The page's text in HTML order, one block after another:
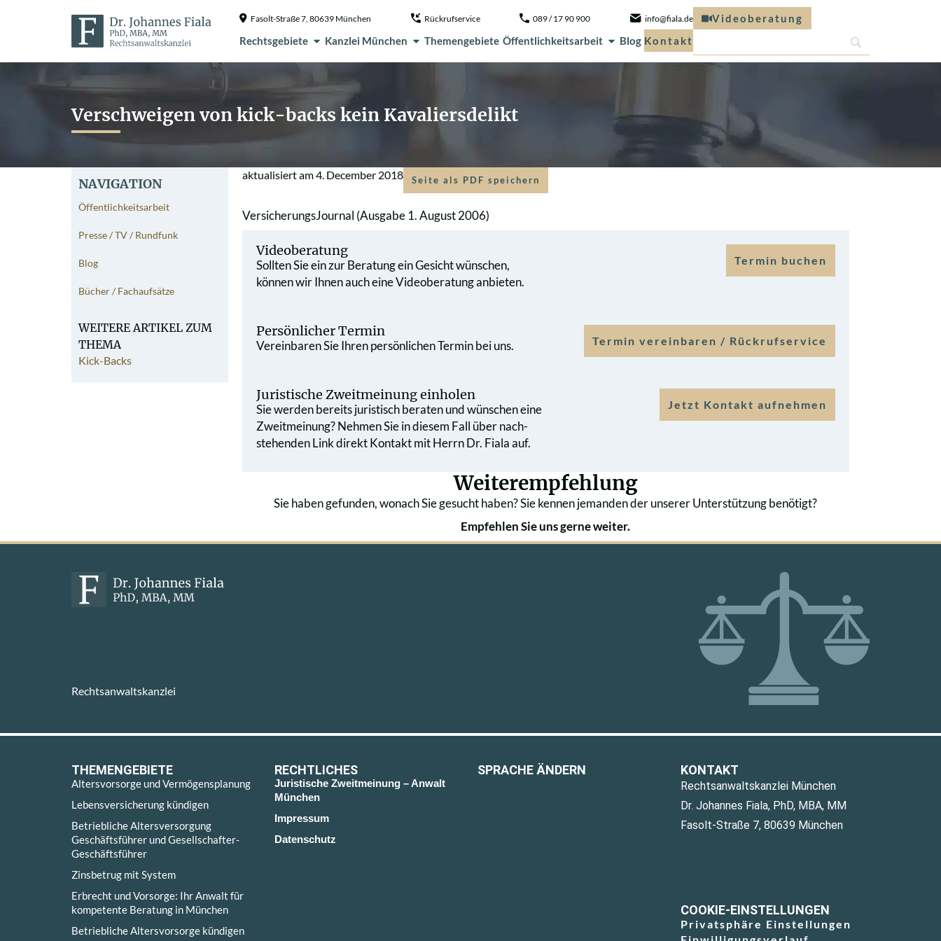
Fasolt-Straße 7, 80639 München Rückrufservice 089 / 17 90 900 info@fiala.de
Rechtsgebiete Kanzlei München Themengebiete Öffentlichkeitsarbeit Blog Kontakt
Videoberatung
Verschweigen von kick-backs kein Kavaliersdelikt
NAVIGATION
Öffentlichkeitsarbeit
Presse / TV / Rundfunk
Blog
Bücher / Fachaufsätze
WEITERE ARTIKEL ZUM
THEMA
Kick-Backs
aktualisiert am4. December 2018 Seite als PDF speichern
VersicherungsJournal (Ausgabe 1. August 2006)
Videoberatung
Sollten Sie ein zur Beratung ein Gesicht wünschen,
können wir Ihnen auch eine Videoberatung anbieten.
Termin buchen
Persönlicher Termin
Vereinbaren Sie Ihren persönlichen Termin bei uns. Termin vereinbaren / Rückrufservice
Juristische Zweit­meinung einholen
Sie werden bereits juristisch beraten und wünschen eine
Zweit­meinung? Nehmen Sie in diesem Fall über nach­
stehenden Link direkt Kontakt mit Herrn Dr. Fiala auf.
Jetzt Kontakt aufnehmen
Weiterempfehlung
Sie haben gefunden, wonach Sie gesucht haben? Sie kennen jemanden der unserer Unterstützung benötigt?
Empfehlen Sie uns gerne weiter.
Rechtsanwaltskanzlei
THEMENGEBIETE
Altersvorsorge und Vermögensplanung
Lebensversicherung kündigen
Betriebliche Altersversorgung
Geschäftsführer und Gesellschafter-
Geschäftsführer
Zinsbetrug mit System
Erbrecht und Vorsorge: Ihr Anwalt für
kompetente Beratung in München
Betriebliche Altersvorsorge kündigen
RECHTLICHES
Juristische Zweitmeinung – Anwalt
München
Impressum
Datenschutz
SPRACHE ÄNDERN KONTAKT
Rechtsanwaltskanzlei München
Dr. Johannes Fiala, PhD, MBA, MM
Fasolt-Straße 7, 80639 München
COOKIE-EINSTELLUNGEN
Privatsphäre Einstellungen